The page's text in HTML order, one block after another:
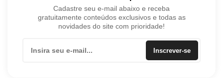
Cadastre seu e-mail abaixo e receba
gratuitamente conteúdos exclusivos e todas as
novidades do site com prioridade!
Inscrever-se